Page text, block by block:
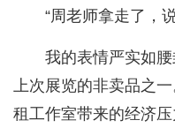
“周老师拿走了，
我的表情严实如
上次展览的非卖品之
租工作室带来的经济